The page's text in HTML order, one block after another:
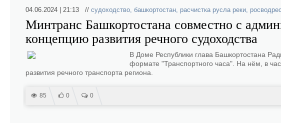
04.06.2024 | 21:13 // судоходство, башкортостан, расчистка русла реки,
Минтранс Башкортостана совместно с
концепцию развития речного судоходства
В Доме Республики глава Башкортостана
формате "Транспортного часа". На нём, в
развития речного транспорта региона.
85 0 0